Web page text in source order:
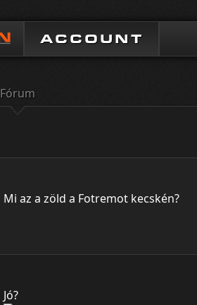
ACCOUNT
Fórum
Mi az a zöld a Fotremot kecskén?
Jó?